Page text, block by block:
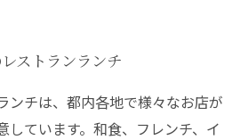
ストランランチ
ンチは、都内各地で様々なお店が
しています。和食、フレンチ、イ